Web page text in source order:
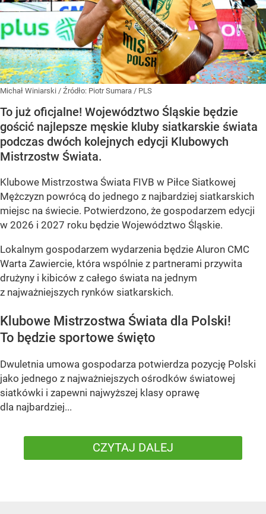
Michał Winiarski / Źródło: Piotr Sumara / PLS
To już oficjalne! Województwo Śląskie będzie
gościć najlepsze męskie kluby siatkarskie świata
podczas dwóch kolejnych edycji Klubowych
Mistrzostw Świata.
Klubowe Mistrzostwa Świata FIVB w Piłce Siatkowej
Mężczyzn powrócą do jednego z najbardziej siatkarskich
miejsc na świecie. Potwierdzono, że gospodarzem edycji
w 2026 i 2027 roku będzie Województwo Śląskie.
Lokalnym gospodarzem wydarzenia będzie Aluron CMC
Warta Zawiercie, która wspólnie z partnerami przywita
drużyny i kibiców z całego świata na jednym
z najważniejszych rynków siatkarskich.
Klubowe Mistrzostwa Świata dla Polski!
To będzie sportowe święto
Dwuletnia umowa gospodarza potwierdza pozycję Polski
jako jednego z najważniejszych ośrodków światowej
siatkówki i zapewni najwyższej klasy oprawę
dla najbardziej...
CZYTAJ DALEJ